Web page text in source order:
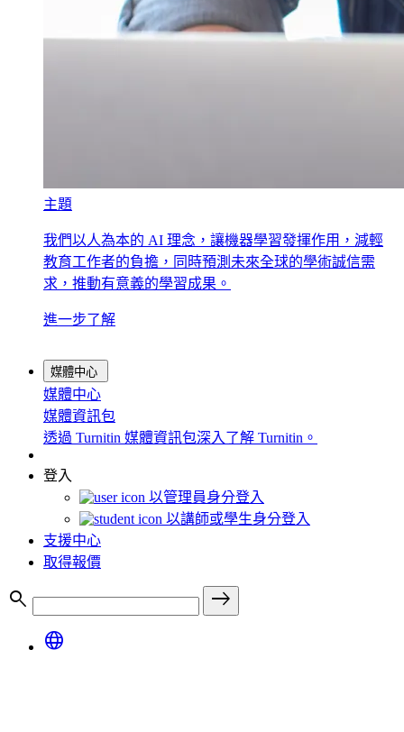
主題
我們以人為本的 AI 理念，讓機器學習發揮作用，減輕
教育工作者的負擔，同時預測未來全球的學術誠信需
求，推動有意義的學習成果。
進一步了解
媒體中心
媒體中心
媒體資訊包
透過 Turnitin 媒體資訊包深入了解 Turnitin。
登入
以管理員身分登入
以講師或學生身分登入
支援中心
取得報價
search
east
language